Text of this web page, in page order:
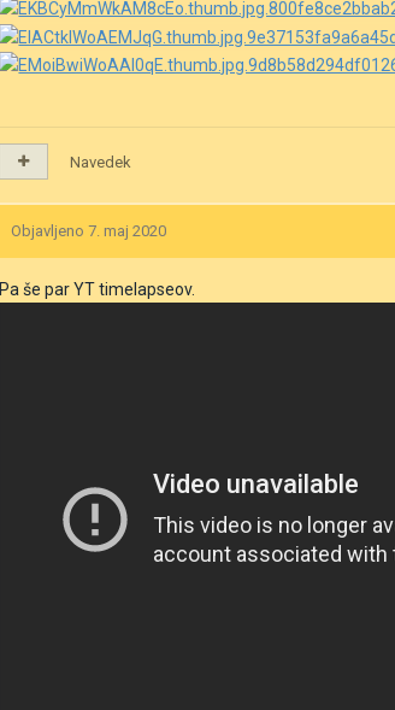
Navedek
Objavljeno7. maj 2020
Pa še par YT timelapseov.